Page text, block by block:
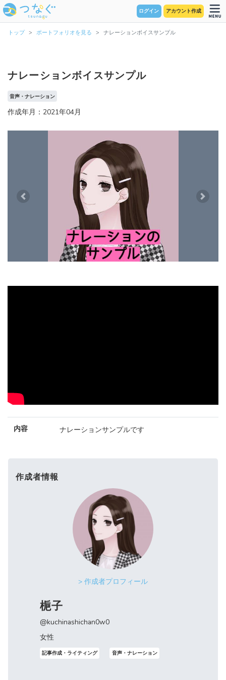
ログイン アカウント作成
トップ ポートフォリオを見る ナレーションボイスサンプル
ナレーションボイスサンプル
音声・ナレーション
作成年月：2021年04月
Previous Next
内容 ナレーションサンプルです
作成者情報
> 作成者プロフィール
梔子
@kuchinashichan0w0
女性
記事作成・ライティング 音声・ナレーション